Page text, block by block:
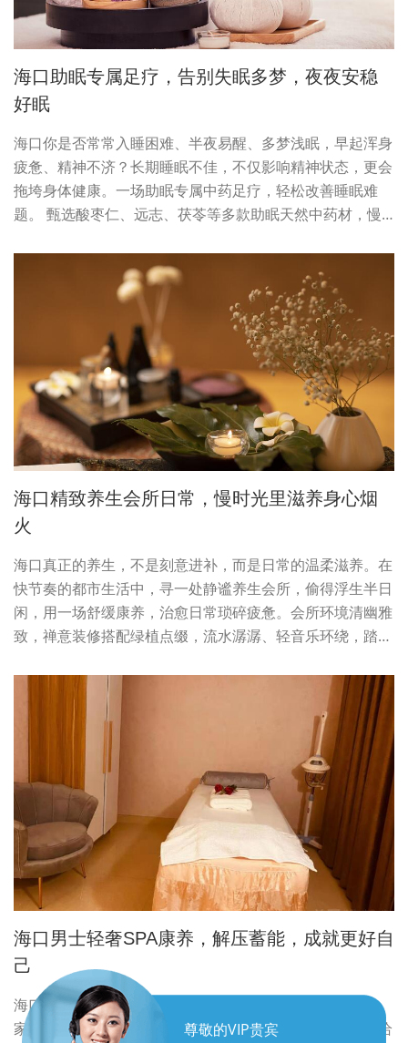
尊敬的VIP贵宾
海口助眠专属足疗，告别失眠多梦，夜夜安稳
好眠
海口你是否常常入睡困难、半夜易醒、多梦浅眠，早起浑身
疲惫、精神不济？长期睡眠不佳，不仅影响精神状态，更会
拖垮身体健康。一场助眠专属中药足疗，轻松改善睡眠难
题。 甄选酸枣仁、远志、茯苓等多款助眠天然中药材，慢…
海口精致养生会所日常，慢时光里滋养身心烟
火
海口真正的养生，不是刻意进补，而是日常的温柔滋养。在
快节奏的都市生活中，寻一处静谧养生会所，偷得浮生半日
闲，用一场舒缓康养，治愈日常琐碎疲惫。会所环境清幽雅
致，禅意装修搭配绿植点缀，流水潺潺、轻音乐环绕，踏…
海口男士轻奢SPA康养，解压蓄能，成就更好自
己
海口成年人的世界，总是不停奔波，男士更是常年为事业、
家庭奔波，身心长期处于高压疲惫状态。偶尔停下脚步，给